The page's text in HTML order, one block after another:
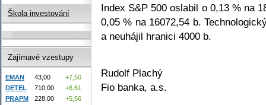
Index S&P 500 oslabil o 0,13 % na
0,05 % na 16072,54 b.
a neuhájil hranici 4000 b.
Rudolf Plachý
Fio banka, a.s.
Škola investování
Zajímavé vzestupy
EMAN 43,00
+7,50
DETEL
710,00
+6,61
PRAPM
228,00
+5,56